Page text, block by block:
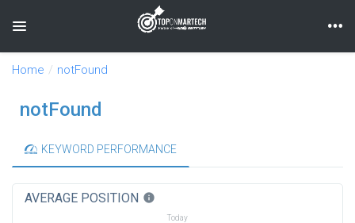
Toggle navigation
Home notFound
notFound
KEYWORD PERFORMANCE
AVERAGE POSITION info
Today